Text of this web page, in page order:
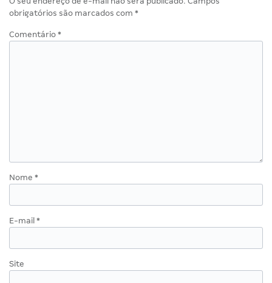
obrigatórios são marcados com *
Comentário *
Nome *
E-mail *
Site